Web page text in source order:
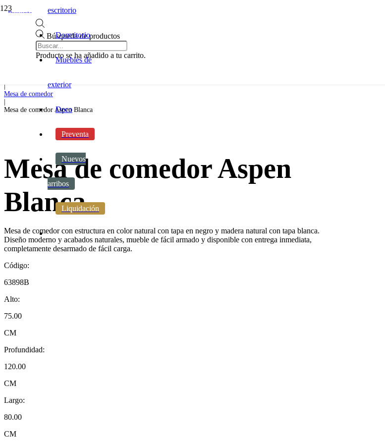
Búsqueda de productos
Producto se ha añadido a tu carrito.
escritorio
Dormitorio
Muebles de
exterior
Deco
Preventa
Nuevos
arribos
Liquidación
|
Mesa de comedor
Mesa de comedor Aspen Blanca
Mesa de comedor Aspen
Blanca
Mesa de comedor con estructura en color natural con tapa en negro y madera natural con tapa blanca.
Diseño moderno y acabados naturales, mueble de fácil armado y disponible con entrega inmediata,
completamente desarmado de fácil carga.
Código:
63898B
Alto:
75.00
CM
Profundidad:
120.00
CM
Largo:
80.00
CM
Preventa